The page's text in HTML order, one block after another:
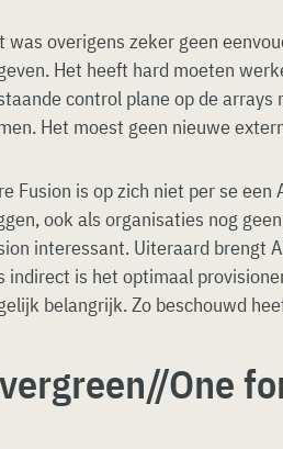
was overigens zeker geen
Het heeft hard moeten
control plane op de
Het moest geen nieuwe
Fusion is op zich niet per se
ook als organisaties nog
interessant. Uiteraard brengt
indirect is het optimaal
belangrijk. Zo beschouwd
One